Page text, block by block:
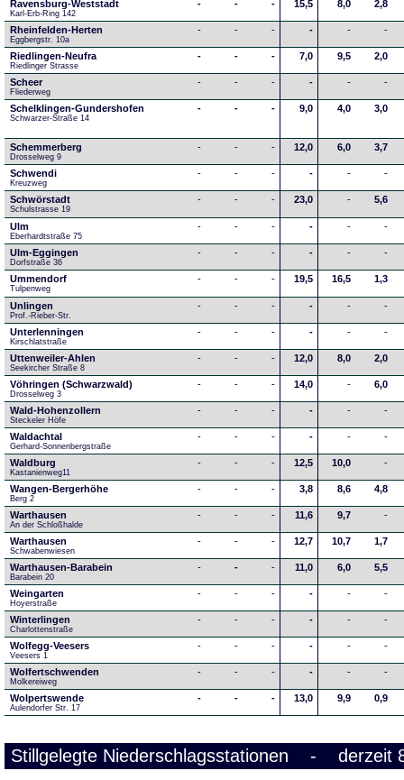
Ravensburg-Weststadt
Karl-Erb-Ring 142
- - - 15,5 8,0 2,8
Rheinfelden-Herten
Eggbergstr. 10a
- - - - - -
Riedlingen-Neufra
Riedlinger Strasse
- - - 7,0 9,5 2,0
Scheer
Fliederweg
- - - - - -
Schelklingen-Gundershofen
Schwarzer-Straße 14
- - - 9,0 4,0 3,0
Schemmerberg
Drosselweg 9
- - - 12,0 6,0 3,7
Schwendi
Kreuzweg
- - - - - -
Schwörstadt
Schulstrasse 19
- - - 23,0 - 5,6
Ulm
Eberhardtstraße 75
- - - - - -
Ulm-Eggingen
Dorfstraße 36
- - - - - -
Ummendorf
Tulpenweg
- - - 19,5 16,5 1,3
Unlingen
Prof.-Rieber-Str.
- - - - - -
Unterlenningen
Kirschlatstraße
- - - - - -
Uttenweiler-Ahlen
Seekircher Straße 8
- - - 12,0 8,0 2,0
Vöhringen (Schwarzwald)
Drosselweg 3
- - - 14,0 - 6,0
Wald-Hohenzollern
Steckeler Höfe
- - - - - -
Waldachtal
Gerhard-Sonnenbergstraße
- - - - - -
Waldburg
Kastanienweg11
- - - 12,5 10,0 -
Wangen-Bergerhöhe
Berg 2
- - - 3,8 8,6 4,8
Warthausen
An der Schloßhalde
- - - 11,6 9,7 -
Warthausen
Schwabenwiesen
- - - 12,7 10,7 1,7
Warthausen-Barabein
Barabein 20
- - - 11,0 6,0 5,5
Weingarten
Hoyerstraße
- - - - - -
Winterlingen
Charlottenstraße
- - - - - -
Wolfegg-Veesers
Veesers 1
- - - - - -
Wolfertschwenden
Molkereiweg
- - - - - -
Wolpertswende
Aulendorfer Str. 17
- - - 13,0 9,9 0,9
Stillgelegte Niederschlagsstationen - derzeit